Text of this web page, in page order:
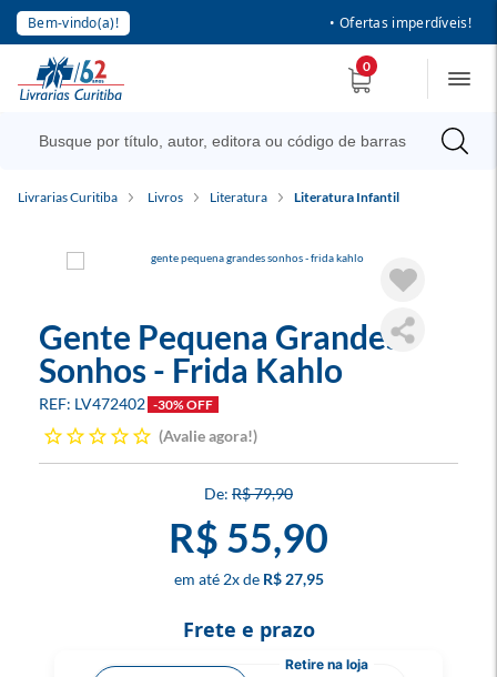
Bem-vindo(a)! • Ofertas imperdíveis!
0
Livrarias Curitiba Livros Literatura Literatura Infantil
Gente Pequena Grandes
Sonhos - Frida Kahlo
LV472402 -30% OFF
Avalie agora!
R$ 79,90
R$ 55,90
2x R$ 27,95
Frete e prazo